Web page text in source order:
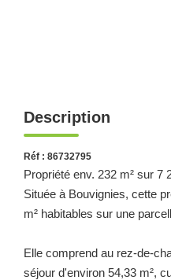
Description
Réf : 86732795
Propriété env. 232 m² sur 7
Située à Bouvignies, cette
m² habitables sur une
Elle comprend au rez-de-
séjour d'environ 54,33 m²,